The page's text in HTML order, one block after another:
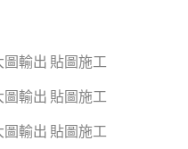
輸出 貼圖施工
輸出 貼圖施工
輸出 貼圖施工